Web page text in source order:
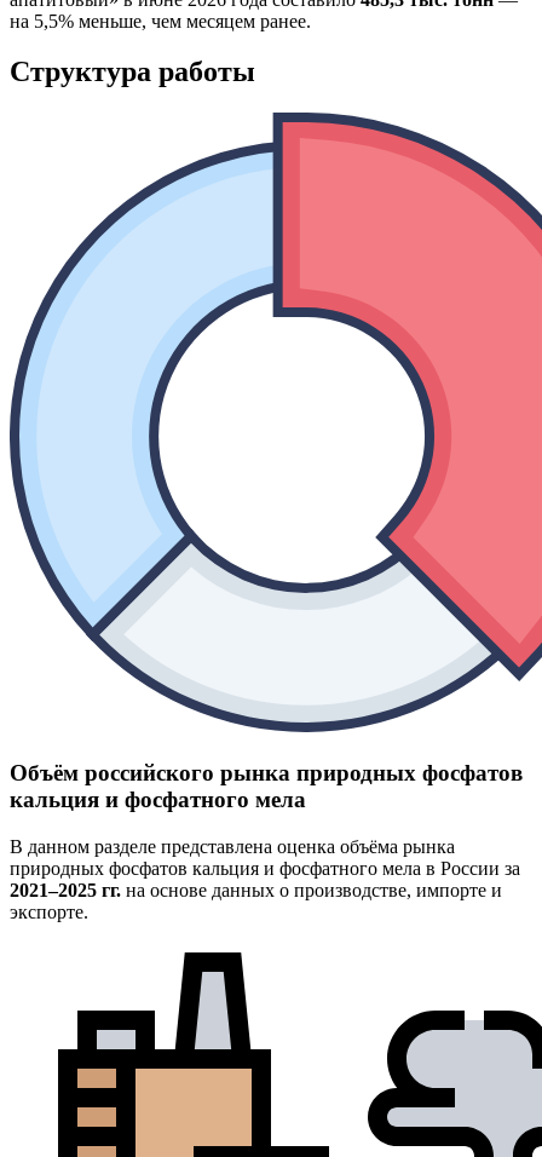
на 5,5% меньше, чем месяцем ранее.
Структура работы
Объём российского рынка природных фосфатов
кальция и фосфатного мела
В данном разделе представлена оценка объёма рынка
природных фосфатов кальция и фосфатного мела в России за
2021–2025 гг. на основе данных о производстве, импорте и
экспорте.